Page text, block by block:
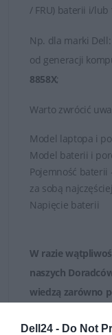
Dell24 - Do Not
/ FRU) baterii i/lub
Np. dla marki Dell
od generacji
8858X;
Warto zwrócić
Model laptopa i
Model baterii i
Pojemność
za sobą
Napięcie baterii
W razie
naszych
wiedzą zarówno